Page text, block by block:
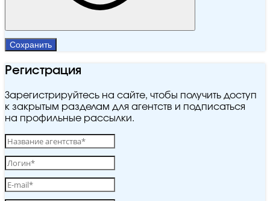
Сохранить
Регистрация
Зарегистрируйтесь на сайте, чтобы получить доступ
к закрытым разделам для агентств и подписаться
на профильные рассылки.